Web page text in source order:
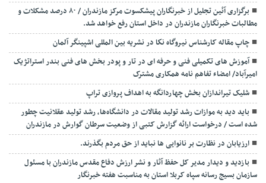
برگزاری آئین تجلیل از خبرنگاران پیشکسوت مرکز مازندران / ۸۰ درصد مشکلات و
مطالبات خبرنگاران مازندران در داخل استان رفع خواهد شد.
چاپ مقاله کارشناس نيروگاه نكا در نشریه بین المللی اشپینگر آلمان
آموزش های تکمیلی فنی و حرفه ای در تار و پودر بخش های فنی بندر استراتژیک
امیرآباد/ امضاء تفاهم نامه همکاری مشترک
شلیک تیراندازان بخش چهاردانگه به اهداف پروازی تراپ
باید دید به موازات رشد تولید مقالات در دانشگاه‌ها، رشد تولید عقلانیت چطور
شده است / درخواست ارائه گزارش کتبی از وضعیت سرطان گوارش در مازندران
ارزیابان در نظارت بر نانوایی ها نباید از حق مردم بگذرند.
بازدید و دیدار مدیر کل حفظ آثار و نشر ارزش دفاع مقدس مازندران با مسئول
سازمان بسیج رسانه سپاه کربلا استان به مناسبت هفته خبرنگار